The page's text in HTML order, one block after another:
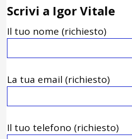
Scrivi a Igor Vitale
Il tuo nome (richiesto)
La tua email (richiesto)
Il tuo telefono (richiesto)